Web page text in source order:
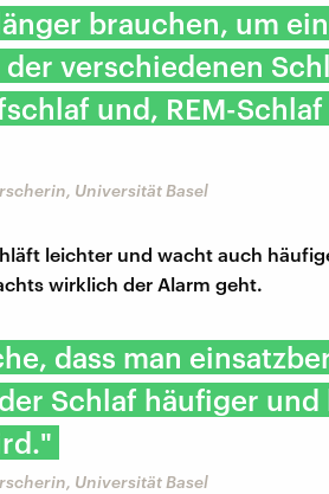
brauchen, um
verschiedenen
und, REM-
Universität Basel
leichter und wacht auch
wirklich der Alarm geht.
dass man
Schlaf häufiger und
Universität Basel